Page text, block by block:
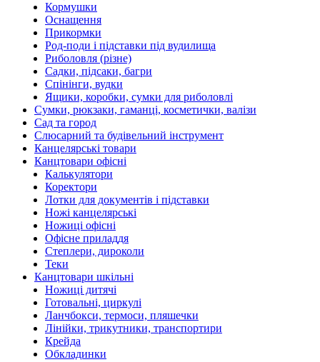
Кормушки
Оснащення
Прикормки
Род-поди і підставки під вудилища
Риболовля (різне)
Садки, підсаки, багри
Спінінги, вудки
Ящики, коробки, сумки для риболовлі
Сумки, рюкзаки, гаманці, косметички, валізи
Сад та город
Слюсарний та будівельний інструмент
Канцелярські товари
Канцтовари офісні
Калькулятори
Коректори
Лотки для документів і підставки
Ножі канцелярські
Ножиці офісні
Офісне приладдя
Степлери, дироколи
Теки
Канцтовари шкільні
Ножиці дитячі
Готовальні, циркулі
Ланчбокси, термоси, пляшечки
Лінійки, трикутники, транспортири
Крейда
Обкладинки